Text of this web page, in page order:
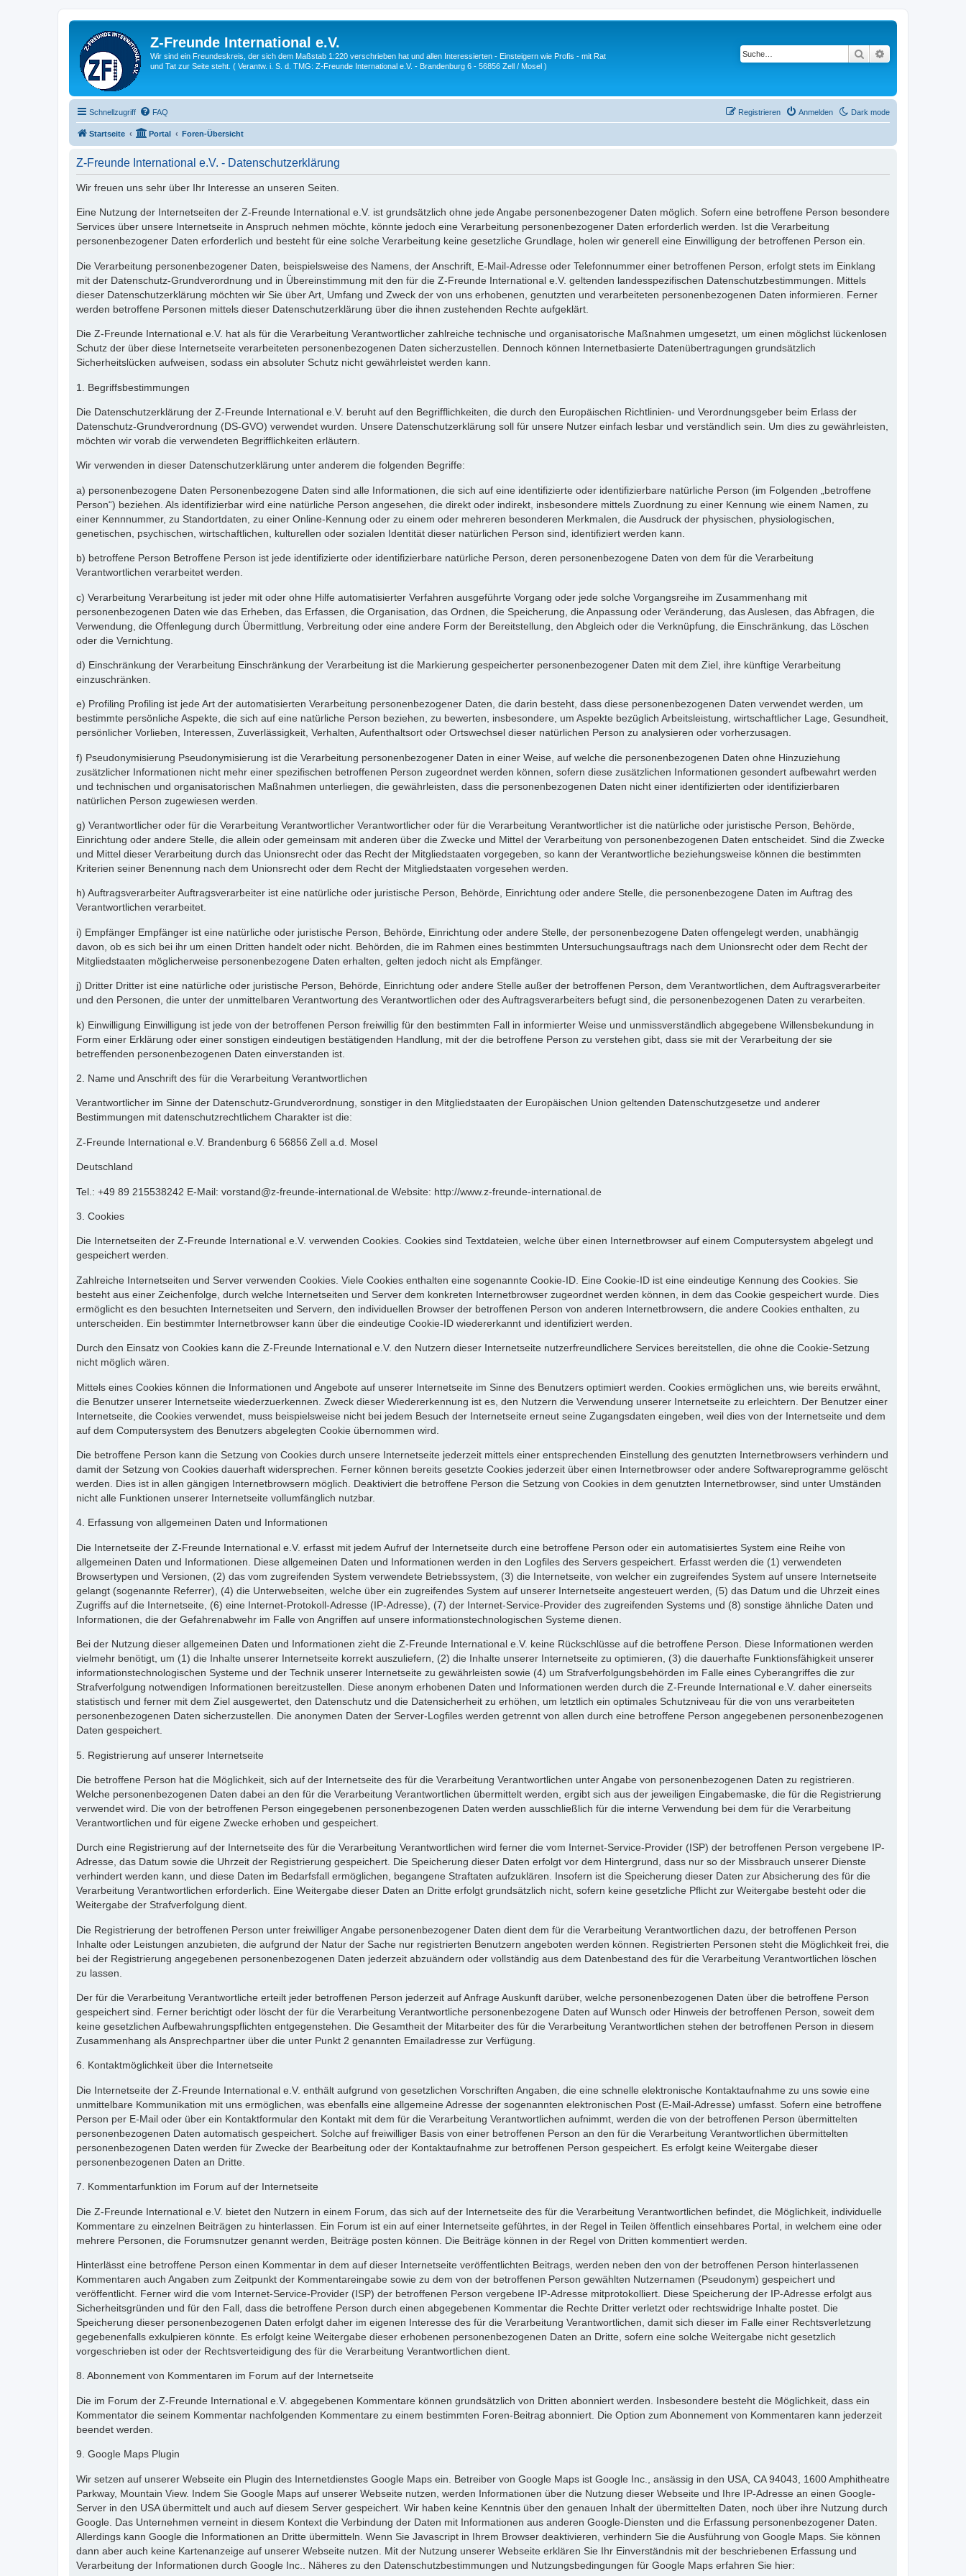
Z-Freunde International e.V.
Wir sind ein Freundeskreis, der sich dem Maßstab 1:220 verschrieben hat und allen Interessierten - Einsteigern wie Profis - mit Rat
und Tat zur Seite steht. ( Verantw. i. S. d. TMG: Z-Freunde International e.V. - Brandenburg 6 - 56856 Zell / Mosel )
Suche
Schnellzugriff Dark mode
FAQ Anmelden
Registrieren
Startseite Portal Foren-Übersicht
Z-Freunde International e.V. - Datenschutzerklärung
Wir freuen uns sehr über Ihr Interesse an unseren Seiten.
Eine Nutzung der Internetseiten der Z-Freunde International e.V. ist grundsätzlich ohne jede Angabe personenbezogener Daten möglich. Sofern eine betroffene Person besondere
Services über unsere Internetseite in Anspruch nehmen möchte, könnte jedoch eine Verarbeitung personenbezogener Daten erforderlich werden. Ist die Verarbeitung
personenbezogener Daten erforderlich und besteht für eine solche Verarbeitung keine gesetzliche Grundlage, holen wir generell eine Einwilligung der betroffenen Person ein.
Die Verarbeitung personenbezogener Daten, beispielsweise des Namens, der Anschrift, E-Mail-Adresse oder Telefonnummer einer betroffenen Person, erfolgt stets im Einklang
mit der Datenschutz-Grundverordnung und in Übereinstimmung mit den für die Z-Freunde International e.V. geltenden landesspezifischen Datenschutzbestimmungen. Mittels
dieser Datenschutzerklärung möchten wir Sie über Art, Umfang und Zweck der von uns erhobenen, genutzten und verarbeiteten personenbezogenen Daten informieren. Ferner
werden betroffene Personen mittels dieser Datenschutzerklärung über die ihnen zustehenden Rechte aufgeklärt.
Die Z-Freunde International e.V. hat als für die Verarbeitung Verantwortlicher zahlreiche technische und organisatorische Maßnahmen umgesetzt, um einen möglichst lückenlosen
Schutz der über diese Internetseite verarbeiteten personenbezogenen Daten sicherzustellen. Dennoch können Internetbasierte Datenübertragungen grundsätzlich
Sicherheitslücken aufweisen, sodass ein absoluter Schutz nicht gewährleistet werden kann.
1. Begriffsbestimmungen
Die Datenschutzerklärung der Z-Freunde International e.V. beruht auf den Begrifflichkeiten, die durch den Europäischen Richtlinien- und Verordnungsgeber beim Erlass der
Datenschutz-Grundverordnung (DS-GVO) verwendet wurden. Unsere Datenschutzerklärung soll für unsere Nutzer einfach lesbar und verständlich sein. Um dies zu gewährleisten,
möchten wir vorab die verwendeten Begrifflichkeiten erläutern.
Wir verwenden in dieser Datenschutzerklärung unter anderem die folgenden Begriffe:
a) personenbezogene Daten Personenbezogene Daten sind alle Informationen, die sich auf eine identifizierte oder identifizierbare natürliche Person (im Folgenden „betroffene
Person“) beziehen. Als identifizierbar wird eine natürliche Person angesehen, die direkt oder indirekt, insbesondere mittels Zuordnung zu einer Kennung wie einem Namen, zu
einer Kennnummer, zu Standortdaten, zu einer Online-Kennung oder zu einem oder mehreren besonderen Merkmalen, die Ausdruck der physischen, physiologischen,
genetischen, psychischen, wirtschaftlichen, kulturellen oder sozialen Identität dieser natürlichen Person sind, identifiziert werden kann.
b) betroffene Person Betroffene Person ist jede identifizierte oder identifizierbare natürliche Person, deren personenbezogene Daten von dem für die Verarbeitung
Verantwortlichen verarbeitet werden.
c) Verarbeitung Verarbeitung ist jeder mit oder ohne Hilfe automatisierter Verfahren ausgeführte Vorgang oder jede solche Vorgangsreihe im Zusammenhang mit
personenbezogenen Daten wie das Erheben, das Erfassen, die Organisation, das Ordnen, die Speicherung, die Anpassung oder Veränderung, das Auslesen, das Abfragen, die
Verwendung, die Offenlegung durch Übermittlung, Verbreitung oder eine andere Form der Bereitstellung, den Abgleich oder die Verknüpfung, die Einschränkung, das Löschen
oder die Vernichtung.
d) Einschränkung der Verarbeitung Einschränkung der Verarbeitung ist die Markierung gespeicherter personenbezogener Daten mit dem Ziel, ihre künftige Verarbeitung
einzuschränken.
e) Profiling Profiling ist jede Art der automatisierten Verarbeitung personenbezogener Daten, die darin besteht, dass diese personenbezogenen Daten verwendet werden, um
bestimmte persönliche Aspekte, die sich auf eine natürliche Person beziehen, zu bewerten, insbesondere, um Aspekte bezüglich Arbeitsleistung, wirtschaftlicher Lage, Gesundheit,
persönlicher Vorlieben, Interessen, Zuverlässigkeit, Verhalten, Aufenthaltsort oder Ortswechsel dieser natürlichen Person zu analysieren oder vorherzusagen.
f) Pseudonymisierung Pseudonymisierung ist die Verarbeitung personenbezogener Daten in einer Weise, auf welche die personenbezogenen Daten ohne Hinzuziehung
zusätzlicher Informationen nicht mehr einer spezifischen betroffenen Person zugeordnet werden können, sofern diese zusätzlichen Informationen gesondert aufbewahrt werden
und technischen und organisatorischen Maßnahmen unterliegen, die gewährleisten, dass die personenbezogenen Daten nicht einer identifizierten oder identifizierbaren
natürlichen Person zugewiesen werden.
g) Verantwortlicher oder für die Verarbeitung Verantwortlicher Verantwortlicher oder für die Verarbeitung Verantwortlicher ist die natürliche oder juristische Person, Behörde,
Einrichtung oder andere Stelle, die allein oder gemeinsam mit anderen über die Zwecke und Mittel der Verarbeitung von personenbezogenen Daten entscheidet. Sind die Zwecke
und Mittel dieser Verarbeitung durch das Unionsrecht oder das Recht der Mitgliedstaaten vorgegeben, so kann der Verantwortliche beziehungsweise können die bestimmten
Kriterien seiner Benennung nach dem Unionsrecht oder dem Recht der Mitgliedstaaten vorgesehen werden.
h) Auftragsverarbeiter Auftragsverarbeiter ist eine natürliche oder juristische Person, Behörde, Einrichtung oder andere Stelle, die personenbezogene Daten im Auftrag des
Verantwortlichen verarbeitet.
i) Empfänger Empfänger ist eine natürliche oder juristische Person, Behörde, Einrichtung oder andere Stelle, der personenbezogene Daten offengelegt werden, unabhängig
davon, ob es sich bei ihr um einen Dritten handelt oder nicht. Behörden, die im Rahmen eines bestimmten Untersuchungsauftrags nach dem Unionsrecht oder dem Recht der
Mitgliedstaaten möglicherweise personenbezogene Daten erhalten, gelten jedoch nicht als Empfänger.
j) Dritter Dritter ist eine natürliche oder juristische Person, Behörde, Einrichtung oder andere Stelle außer der betroffenen Person, dem Verantwortlichen, dem Auftragsverarbeiter
und den Personen, die unter der unmittelbaren Verantwortung des Verantwortlichen oder des Auftragsverarbeiters befugt sind, die personenbezogenen Daten zu verarbeiten.
k) Einwilligung Einwilligung ist jede von der betroffenen Person freiwillig für den bestimmten Fall in informierter Weise und unmissverständlich abgegebene Willensbekundung in
Form einer Erklärung oder einer sonstigen eindeutigen bestätigenden Handlung, mit der die betroffene Person zu verstehen gibt, dass sie mit der Verarbeitung der sie
betreffenden personenbezogenen Daten einverstanden ist.
2. Name und Anschrift des für die Verarbeitung Verantwortlichen
Verantwortlicher im Sinne der Datenschutz-Grundverordnung, sonstiger in den Mitgliedstaaten der Europäischen Union geltenden Datenschutzgesetze und anderer
Bestimmungen mit datenschutzrechtlichem Charakter ist die:
Z-Freunde International e.V. Brandenburg 6 56856 Zell a.d. Mosel
Deutschland
Tel.: +49 89 215538242 E-Mail: vorstand@z-freunde-international.de Website: http://www.z-freunde-international.de
3. Cookies
Die Internetseiten der Z-Freunde International e.V. verwenden Cookies. Cookies sind Textdateien, welche über einen Internetbrowser auf einem Computersystem abgelegt und
gespeichert werden.
Zahlreiche Internetseiten und Server verwenden Cookies. Viele Cookies enthalten eine sogenannte Cookie-ID. Eine Cookie-ID ist eine eindeutige Kennung des Cookies. Sie
besteht aus einer Zeichenfolge, durch welche Internetseiten und Server dem konkreten Internetbrowser zugeordnet werden können, in dem das Cookie gespeichert wurde. Dies
ermöglicht es den besuchten Internetseiten und Servern, den individuellen Browser der betroffenen Person von anderen Internetbrowsern, die andere Cookies enthalten, zu
unterscheiden. Ein bestimmter Internetbrowser kann über die eindeutige Cookie-ID wiedererkannt und identifiziert werden.
Durch den Einsatz von Cookies kann die Z-Freunde International e.V. den Nutzern dieser Internetseite nutzerfreundlichere Services bereitstellen, die ohne die Cookie-Setzung
nicht möglich wären.
Mittels eines Cookies können die Informationen und Angebote auf unserer Internetseite im Sinne des Benutzers optimiert werden. Cookies ermöglichen uns, wie bereits erwähnt,
die Benutzer unserer Internetseite wiederzuerkennen. Zweck dieser Wiedererkennung ist es, den Nutzern die Verwendung unserer Internetseite zu erleichtern. Der Benutzer einer
Internetseite, die Cookies verwendet, muss beispielsweise nicht bei jedem Besuch der Internetseite erneut seine Zugangsdaten eingeben, weil dies von der Internetseite und dem
auf dem Computersystem des Benutzers abgelegten Cookie übernommen wird.
Die betroffene Person kann die Setzung von Cookies durch unsere Internetseite jederzeit mittels einer entsprechenden Einstellung des genutzten Internetbrowsers verhindern und
damit der Setzung von Cookies dauerhaft widersprechen. Ferner können bereits gesetzte Cookies jederzeit über einen Internetbrowser oder andere Softwareprogramme gelöscht
werden. Dies ist in allen gängigen Internetbrowsern möglich. Deaktiviert die betroffene Person die Setzung von Cookies in dem genutzten Internetbrowser, sind unter Umständen
nicht alle Funktionen unserer Internetseite vollumfänglich nutzbar.
4. Erfassung von allgemeinen Daten und Informationen
Die Internetseite der Z-Freunde International e.V. erfasst mit jedem Aufruf der Internetseite durch eine betroffene Person oder ein automatisiertes System eine Reihe von
allgemeinen Daten und Informationen. Diese allgemeinen Daten und Informationen werden in den Logfiles des Servers gespeichert. Erfasst werden die (1) verwendeten
Browsertypen und Versionen, (2) das vom zugreifenden System verwendete Betriebssystem, (3) die Internetseite, von welcher ein zugreifendes System auf unsere Internetseite
gelangt (sogenannte Referrer), (4) die Unterwebseiten, welche über ein zugreifendes System auf unserer Internetseite angesteuert werden, (5) das Datum und die Uhrzeit eines
Zugriffs auf die Internetseite, (6) eine Internet-Protokoll-Adresse (IP-Adresse), (7) der Internet-Service-Provider des zugreifenden Systems und (8) sonstige ähnliche Daten und
Informationen, die der Gefahrenabwehr im Falle von Angriffen auf unsere informationstechnologischen Systeme dienen.
Bei der Nutzung dieser allgemeinen Daten und Informationen zieht die Z-Freunde International e.V. keine Rückschlüsse auf die betroffene Person. Diese Informationen werden
vielmehr benötigt, um (1) die Inhalte unserer Internetseite korrekt auszuliefern, (2) die Inhalte unserer Internetseite zu optimieren, (3) die dauerhafte Funktionsfähigkeit unserer
informationstechnologischen Systeme und der Technik unserer Internetseite zu gewährleisten sowie (4) um Strafverfolgungsbehörden im Falle eines Cyberangriffes die zur
Strafverfolgung notwendigen Informationen bereitzustellen. Diese anonym erhobenen Daten und Informationen werden durch die Z-Freunde International e.V. daher einerseits
statistisch und ferner mit dem Ziel ausgewertet, den Datenschutz und die Datensicherheit zu erhöhen, um letztlich ein optimales Schutzniveau für die von uns verarbeiteten
personenbezogenen Daten sicherzustellen. Die anonymen Daten der Server-Logfiles werden getrennt von allen durch eine betroffene Person angegebenen personenbezogenen
Daten gespeichert.
5. Registrierung auf unserer Internetseite
Die betroffene Person hat die Möglichkeit, sich auf der Internetseite des für die Verarbeitung Verantwortlichen unter Angabe von personenbezogenen Daten zu registrieren.
Welche personenbezogenen Daten dabei an den für die Verarbeitung Verantwortlichen übermittelt werden, ergibt sich aus der jeweiligen Eingabemaske, die für die Registrierung
verwendet wird. Die von der betroffenen Person eingegebenen personenbezogenen Daten werden ausschließlich für die interne Verwendung bei dem für die Verarbeitung
Verantwortlichen und für eigene Zwecke erhoben und gespeichert.
Durch eine Registrierung auf der Internetseite des für die Verarbeitung Verantwortlichen wird ferner die vom Internet-Service-Provider (ISP) der betroffenen Person vergebene IP-
Adresse, das Datum sowie die Uhrzeit der Registrierung gespeichert. Die Speicherung dieser Daten erfolgt vor dem Hintergrund, dass nur so der Missbrauch unserer Dienste
verhindert werden kann, und diese Daten im Bedarfsfall ermöglichen, begangene Straftaten aufzuklären. Insofern ist die Speicherung dieser Daten zur Absicherung des für die
Verarbeitung Verantwortlichen erforderlich. Eine Weitergabe dieser Daten an Dritte erfolgt grundsätzlich nicht, sofern keine gesetzliche Pflicht zur Weitergabe besteht oder die
Weitergabe der Strafverfolgung dient.
Die Registrierung der betroffenen Person unter freiwilliger Angabe personenbezogener Daten dient dem für die Verarbeitung Verantwortlichen dazu, der betroffenen Person
Inhalte oder Leistungen anzubieten, die aufgrund der Natur der Sache nur registrierten Benutzern angeboten werden können. Registrierten Personen steht die Möglichkeit frei, die
bei der Registrierung angegebenen personenbezogenen Daten jederzeit abzuändern oder vollständig aus dem Datenbestand des für die Verarbeitung Verantwortlichen löschen
zu lassen.
Der für die Verarbeitung Verantwortliche erteilt jeder betroffenen Person jederzeit auf Anfrage Auskunft darüber, welche personenbezogenen Daten über die betroffene Person
gespeichert sind. Ferner berichtigt oder löscht der für die Verarbeitung Verantwortliche personenbezogene Daten auf Wunsch oder Hinweis der betroffenen Person, soweit dem
keine gesetzlichen Aufbewahrungspflichten entgegenstehen. Die Gesamtheit der Mitarbeiter des für die Verarbeitung Verantwortlichen stehen der betroffenen Person in diesem
Zusammenhang als Ansprechpartner über die unter Punkt 2 genannten Emailadresse zur Verfügung.
6. Kontaktmöglichkeit über die Internetseite
Die Internetseite der Z-Freunde International e.V. enthält aufgrund von gesetzlichen Vorschriften Angaben, die eine schnelle elektronische Kontaktaufnahme zu uns sowie eine
unmittelbare Kommunikation mit uns ermöglichen, was ebenfalls eine allgemeine Adresse der sogenannten elektronischen Post (E-Mail-Adresse) umfasst. Sofern eine betroffene
Person per E-Mail oder über ein Kontaktformular den Kontakt mit dem für die Verarbeitung Verantwortlichen aufnimmt, werden die von der betroffenen Person übermittelten
personenbezogenen Daten automatisch gespeichert. Solche auf freiwilliger Basis von einer betroffenen Person an den für die Verarbeitung Verantwortlichen übermittelten
personenbezogenen Daten werden für Zwecke der Bearbeitung oder der Kontaktaufnahme zur betroffenen Person gespeichert. Es erfolgt keine Weitergabe dieser
personenbezogenen Daten an Dritte.
7. Kommentarfunktion im Forum auf der Internetseite
Die Z-Freunde International e.V. bietet den Nutzern in einem Forum, das sich auf der Internetseite des für die Verarbeitung Verantwortlichen befindet, die Möglichkeit, individuelle
Kommentare zu einzelnen Beiträgen zu hinterlassen. Ein Forum ist ein auf einer Internetseite geführtes, in der Regel in Teilen öffentlich einsehbares Portal, in welchem eine oder
mehrere Personen, die Forumsnutzer genannt werden, Beiträge posten können. Die Beiträge können in der Regel von Dritten kommentiert werden.
Hinterlässt eine betroffene Person einen Kommentar in dem auf dieser Internetseite veröffentlichten Beitrags, werden neben den von der betroffenen Person hinterlassenen
Kommentaren auch Angaben zum Zeitpunkt der Kommentareingabe sowie zu dem von der betroffenen Person gewählten Nutzernamen (Pseudonym) gespeichert und
veröffentlicht. Ferner wird die vom Internet-Service-Provider (ISP) der betroffenen Person vergebene IP-Adresse mitprotokolliert. Diese Speicherung der IP-Adresse erfolgt aus
Sicherheitsgründen und für den Fall, dass die betroffene Person durch einen abgegebenen Kommentar die Rechte Dritter verletzt oder rechtswidrige Inhalte postet. Die
Speicherung dieser personenbezogenen Daten erfolgt daher im eigenen Interesse des für die Verarbeitung Verantwortlichen, damit sich dieser im Falle einer Rechtsverletzung
gegebenenfalls exkulpieren könnte. Es erfolgt keine Weitergabe dieser erhobenen personenbezogenen Daten an Dritte, sofern eine solche Weitergabe nicht gesetzlich
vorgeschrieben ist oder der Rechtsverteidigung des für die Verarbeitung Verantwortlichen dient.
8. Abonnement von Kommentaren im Forum auf der Internetseite
Die im Forum der Z-Freunde International e.V. abgegebenen Kommentare können grundsätzlich von Dritten abonniert werden. Insbesondere besteht die Möglichkeit, dass ein
Kommentator die seinem Kommentar nachfolgenden Kommentare zu einem bestimmten Foren-Beitrag abonniert. Die Option zum Abonnement von Kommentaren kann jederzeit
beendet werden.
9. Google Maps Plugin
Wir setzen auf unserer Webseite ein Plugin des Internetdienstes Google Maps ein. Betreiber von Google Maps ist Google Inc., ansässig in den USA, CA 94043, 1600 Amphitheatre
Parkway, Mountain View. Indem Sie Google Maps auf unserer Webseite nutzen, werden Informationen über die Nutzung dieser Webseite und Ihre IP-Adresse an einen Google-
Server in den USA übermittelt und auch auf diesem Server gespeichert. Wir haben keine Kenntnis über den genauen Inhalt der übermittelten Daten, noch über ihre Nutzung durch
Google. Das Unternehmen verneint in diesem Kontext die Verbindung der Daten mit Informationen aus anderen Google-Diensten und die Erfassung personenbezogener Daten.
Allerdings kann Google die Informationen an Dritte übermitteln. Wenn Sie Javascript in Ihrem Browser deaktivieren, verhindern Sie die Ausführung von Google Maps. Sie können
dann aber auch keine Kartenanzeige auf unserer Webseite nutzen. Mit der Nutzung unserer Webseite erklären Sie Ihr Einverständnis mit der beschriebenen Erfassung und
Verarbeitung der Informationen durch Google Inc.. Näheres zu den Datenschutzbestimmungen und Nutzungsbedingungen für Google Maps erfahren Sie hier: